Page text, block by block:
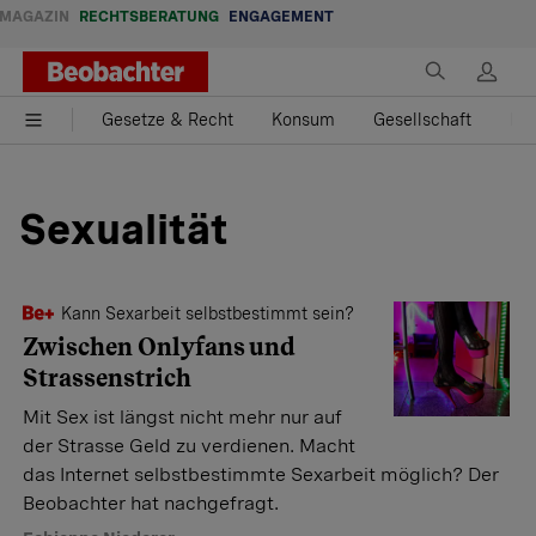
MAGAZIN RECHTSBERATUNG ENGAGEMENT
Gesetze & Recht Konsum Gesellschaft
Sexualität
Kann Sexarbeit selbstbestimmt sein?
Zwischen Onlyfans und
Strassenstrich
Mit Sex ist längst nicht mehr nur auf
der Strasse Geld zu verdienen. Macht
das Internet selbstbestimmte Sexarbeit möglich? Der
Beobachter hat nachgefragt.